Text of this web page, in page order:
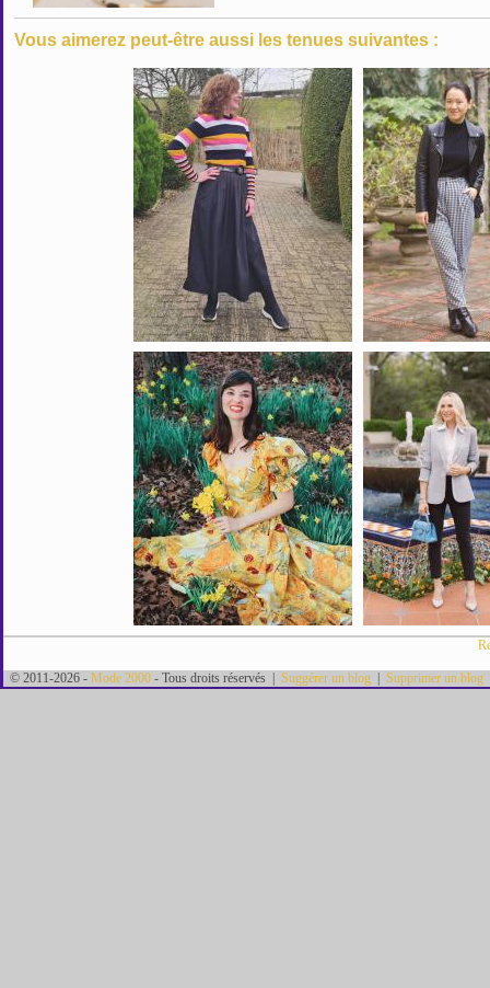
Vous aimerez peut-être aussi les tenues suivantes :
© 2011-2026 - Mode 2000 - Tous droits réservés | Suggérer un blog Supprimer un blog